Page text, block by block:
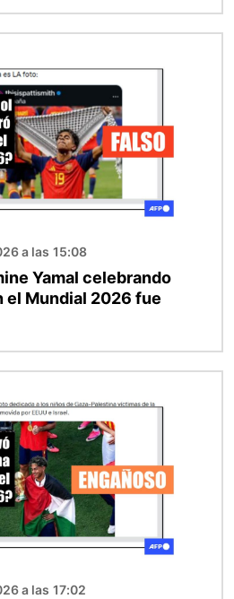
a las 15:08
Yamal celebrando
el Mundial 2026 fue
a las 17:02